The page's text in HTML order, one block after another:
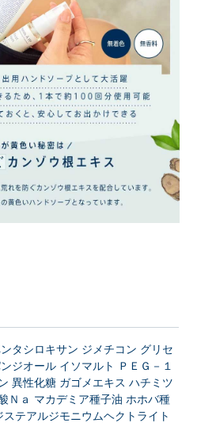
タシロキサン ジメチコン グリセ
ジオール イソマルト ＰＥＧ－１
異性化糖 ガゴメエキス ハチミツ
Ｎａ マカデミア種子油 ホホバ種
ステアルジモニウムヘクトライト